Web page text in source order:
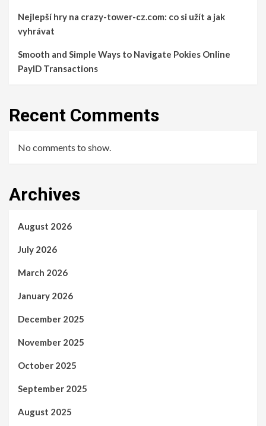
Nejlepší hry na crazy-tower-cz.com: co si užít a jak
vyhrávat
Smooth and Simple Ways to Navigate Pokies Online
PayID Transactions
Recent Comments
No comments to show.
Archives
August 2026
July 2026
March 2026
January 2026
December 2025
November 2025
October 2025
September 2025
August 2025